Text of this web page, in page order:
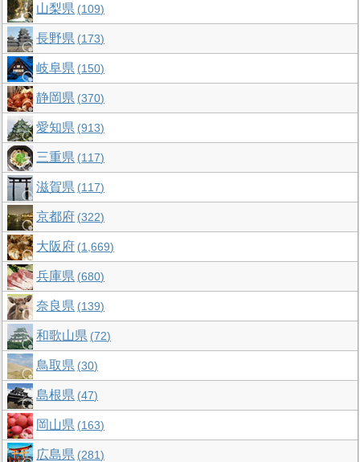
山梨県 109
長野県 173
岐阜県 150
静岡県 370
愛知県 913
三重県 117
滋賀県 117
京都府 322
大阪府 1,669
兵庫県 680
奈良県 139
和歌山県 72
鳥取県 30
島根県 47
岡山県 163
広島県 281